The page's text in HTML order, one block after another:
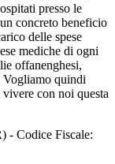
presso le
concreto beneficio
delle spese
mediche di ogni
offanenghesi,
Vogliamo quindi
con noi questa
- Codice Fiscale: